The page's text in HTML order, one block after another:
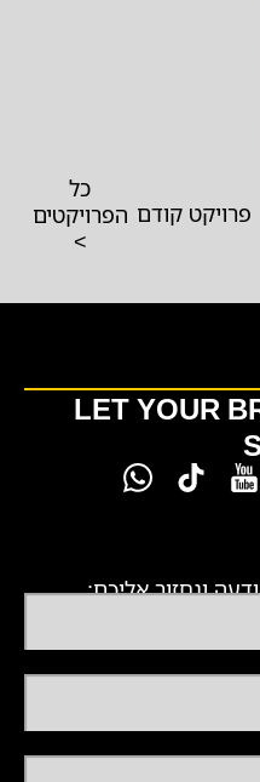
פרויקט קודם
כל
הפרויקטים
>
LET YOUR
ונחזור אליכם: